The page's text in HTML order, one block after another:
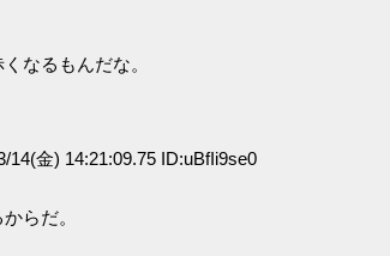
なるもんだな。
14(金) 14:21:09.75 ID:uBfIi9se0
らだ。